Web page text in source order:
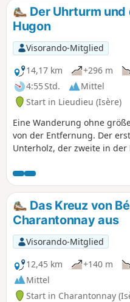
Der Uhrturm
Hugon
Visorando-Mitglied
14,17 km
+296 m
4:55 Std.
Mittel
Start in Lieudieu (Isère)
Eine Wanderung ohne
von der Entfernung. Der
Unterholz, der zweite in der
zum Uhrturm und zur
Hugon.
Das Kreuz von
Charantonnay aus
Visorando-Mitglied
12,45 km
+140 m
Mittel
Start in Charantonnay